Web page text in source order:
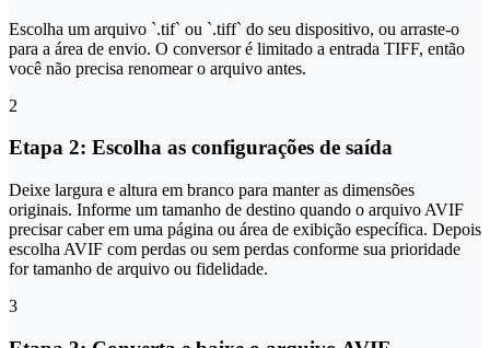
Escolha um arquivo `.tif` ou `.tiff` do seu dispositivo, ou arraste-o
para a área de envio. O conversor é limitado a entrada TIFF, então
você não precisa renomear o arquivo antes.
2
Etapa 2: Escolha as configurações de saída
Deixe largura e altura em branco para manter as dimensões
originais. Informe um tamanho de destino quando o arquivo AVIF
precisar caber em uma página ou área de exibição específica. Depois
escolha AVIF com perdas ou sem perdas conforme sua prioridade
for tamanho de arquivo ou fidelidade.
3